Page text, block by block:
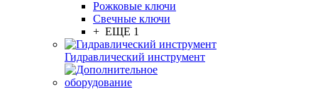
Рожковые ключи
Свечные ключи
+ ЕЩЕ 1
Гидравлический инструмент